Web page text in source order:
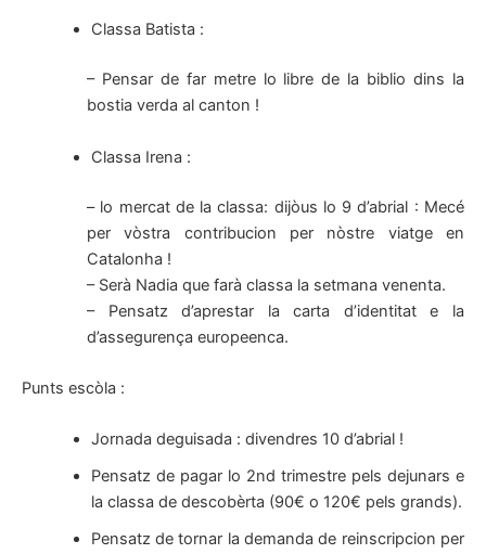
Classa Batista :
– Pensar de far metre lo libre de la biblio dins la
bostia verda al canton !
Classa Irena :
– lo mercat de la classa: dijòus lo 9 d’abrial : Mecé
per vòstra contribucion per nòstre viatge en
Catalonha !
– Serà Nadia que farà classa la setmana venenta.
– Pensatz d’aprestar la carta d’identitat e la
d’assegurença europeenca.
Punts escòla :
Jornada deguisada : divendres 10 d’abrial !
Pensatz de pagar lo 2nd trimestre pels dejunars e
la classa de descobèrta (90€ o 120€ pels grands).
Pensatz de tornar la demanda de reinscripcion per